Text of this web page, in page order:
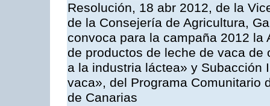
Resolución, 18 abr 2012, de la
de la Consejería de Agricultura,
convoca para la campaña 2012
de productos de leche de vaca
a la industria láctea» y Subacción
vaca», del Programa Comunitario
de Canarias